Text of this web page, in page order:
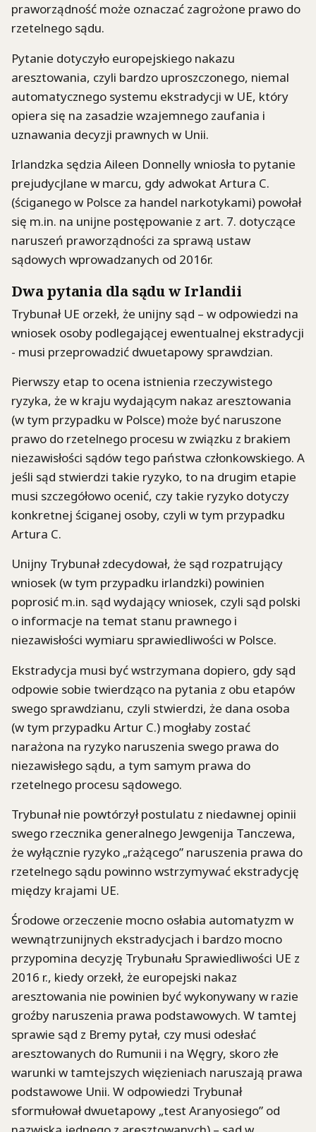
praworządność może oznaczać zagrożone prawo do
rzetelnego sądu.
Pytanie dotyczyło europejskiego nakazu
aresztowania, czyli bardzo uproszczonego, niemal
automatycznego systemu ekstradycji w UE, który
opiera się na zasadzie wzajemnego zaufania i
uznawania decyzji prawnych w Unii.
Irlandzka sędzia Aileen Donnelly wniosła to pytanie
prejudycjlane w marcu, gdy adwokat Artura C.
(ściganego w Polsce za handel narkotykami) powołał
się m.in. na unijne postępowanie z art. 7. dotyczące
naruszeń praworządności za sprawą ustaw
sądowych wprowadzanych od 2016r.
Dwa pytania dla sądu w Irlandii
Trybunał UE orzekł, że unijny sąd – w odpowiedzi na
wniosek osoby podlegającej ewentualnej ekstradycji
- musi przeprowadzić dwuetapowy sprawdzian.
Pierwszy etap to ocena istnienia rzeczywistego
ryzyka, że w kraju wydającym nakaz aresztowania
(w tym przypadku w Polsce) może być naruszone
prawo do rzetelnego procesu w związku z brakiem
niezawisłości sądów tego państwa członkowskiego. A
jeśli sąd stwierdzi takie ryzyko, to na drugim etapie
musi szczegółowo ocenić, czy takie ryzyko dotyczy
konkretnej ściganej osoby, czyli w tym przypadku
Artura C.
Unijny Trybunał zdecydował, że sąd rozpatrujący
wniosek (w tym przypadku irlandzki) powinien
poprosić m.in. sąd wydający wniosek, czyli sąd polski
o informacje na temat stanu prawnego i
niezawisłości wymiaru sprawiedliwości w Polsce.
Ekstradycja musi być wstrzymana dopiero, gdy sąd
odpowie sobie twierdząco na pytania z obu etapów
swego sprawdzianu, czyli stwierdzi, że dana osoba
(w tym przypadku Artur C.) mogłaby zostać
narażona na ryzyko naruszenia swego prawa do
niezawisłego sądu, a tym samym prawa do
rzetelnego procesu sądowego.
Trybunał nie powtórzył postulatu z niedawnej opinii
swego rzecznika generalnego Jewgenija Tanczewa,
że wyłącznie ryzyko „rażącego” naruszenia prawa do
rzetelnego sądu powinno wstrzymywać ekstradycję
między krajami UE.
Środowe orzeczenie mocno osłabia automatyzm w
wewnątrzunijnych ekstradycjach i bardzo mocno
przypomina decyzję Trybunału Sprawiedliwości UE z
2016 r., kiedy orzekł, że europejski nakaz
aresztowania nie powinien być wykonywany w razie
groźby naruszenia prawa podstawowych. W tamtej
sprawie sąd z Bremy pytał, czy musi odesłać
aresztowanych do Rumunii i na Węgry, skoro złe
warunki w tamtejszych więzieniach naruszają prawa
podstawowe Unii. W odpowiedzi Trybunał
sformułował dwuetapowy „test Aranyosiego” od